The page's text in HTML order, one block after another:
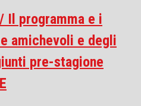
Il programma e i
amichevoli e degli
pre-stagione